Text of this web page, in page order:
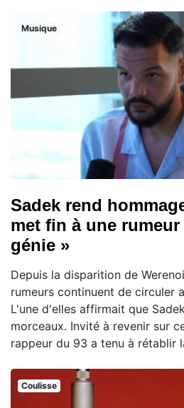
Musique
Sadek rend
met fin à une
génie »
Depuis la disparition de
rumeurs continuent de circuler
L'une d'elles affirmait que
morceaux. Invité à revenir sur
rappeur du 93 a tenu à rétablir
Coulisse